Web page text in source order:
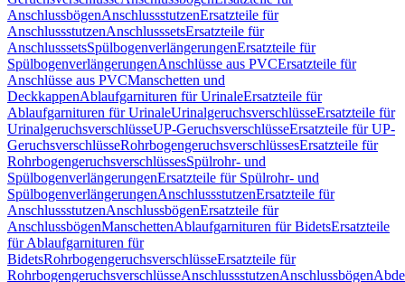
AnschlussbögenAnschlussstutzenErsatzteile für
AnschlussstutzenAnschlusssetsErsatzteile für
AnschlusssetsSpülbogenverlängerungenErsatzteile für
SpülbogenverlängerungenAnschlüsse aus PVCErsatzteile für
Anschlüsse aus PVCManschetten und
DeckkappenAblaufgarnituren für UrinaleErsatzteile für
Ablaufgarnituren für UrinaleUrinalgeruchsverschlüsseErsatzteile für
UrinalgeruchsverschlüsseUP-GeruchsverschlüsseErsatzteile für UP-
GeruchsverschlüsseRohrbogengeruchsverschlüssesErsatzteile für
RohrbogengeruchsverschlüssesSpülrohr- und
SpülbogenverlängerungenErsatzteile für Spülrohr- und
SpülbogenverlängerungenAnschlussstutzenErsatzteile für
AnschlussstutzenAnschlussbögenErsatzteile für
AnschlussbögenManschettenAblaufgarnituren für BidetsErsatzteile
für Ablaufgarnituren für
BidetsRohrbogengeruchsverschlüsseErsatzteile für
RohrbogengeruchsverschlüsseAnschlussstutzenAnschlussbögen